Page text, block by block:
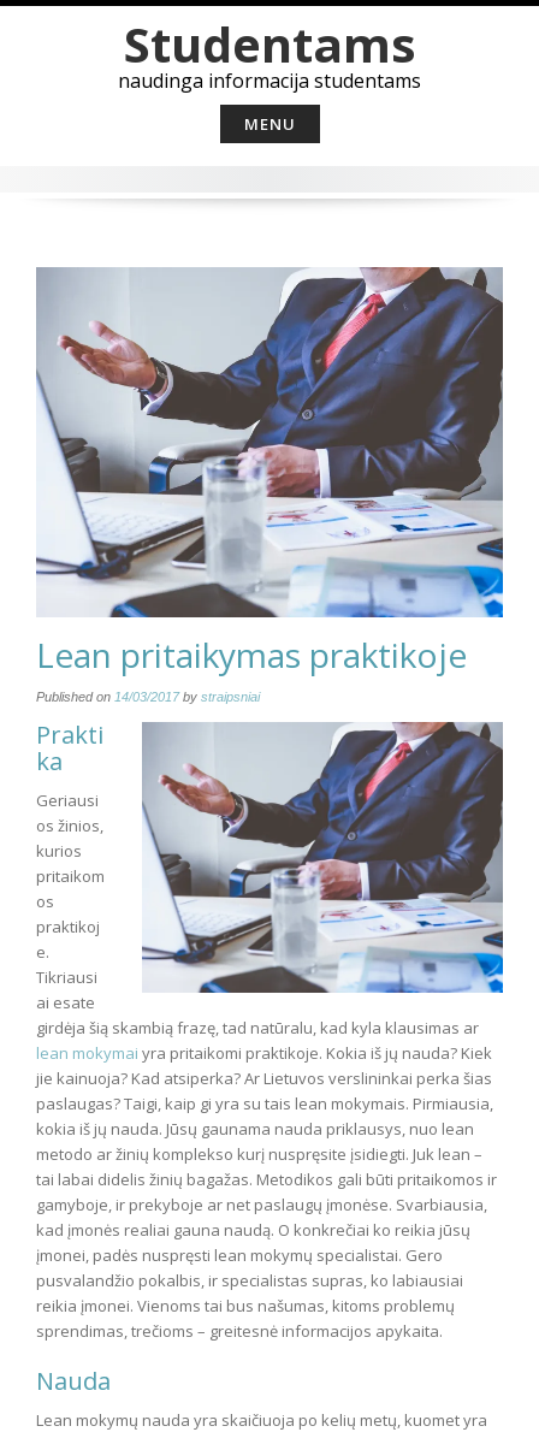
Studentams
naudinga informacija studentams
MENU
Lean pritaikymas praktikoje
Published on 14/03/2017by straipsniai
Prakti
ka
Geriausi
os žinios,
kurios
pritaikom
os
praktikoj
e.
Tikriausi
ai esate
girdėja šią skambią frazę, tad natūralu, kad kyla klausimas ar
lean mokymai yra pritaikomi praktikoje. Kokia iš jų nauda? Kiek
jie kainuoja? Kad atsiperka? Ar Lietuvos verslininkai perka šias
paslaugas? Taigi, kaip gi yra su tais lean mokymais. Pirmiausia,
kokia iš jų nauda. Jūsų gaunama nauda priklausys, nuo lean
metodo ar žinių komplekso kurį nuspręsite įsidiegti. Juk lean –
tai labai didelis žinių bagažas. Metodikos gali būti pritaikomos ir
gamyboje, ir prekyboje ar net paslaugų įmonėse. Svarbiausia,
kad įmonės realiai gauna naudą. O konkrečiai ko reikia jūsų
įmonei, padės nuspręsti lean mokymų specialistai. Gero
pusvalandžio pokalbis, ir specialistas supras, ko labiausiai
reikia įmonei. Vienoms tai bus našumas, kitoms problemų
sprendimas, trečioms – greitesnė informacijos apykaita.
Nauda
Lean mokymų nauda yra skaičiuoja po kelių metų, kuomet yra